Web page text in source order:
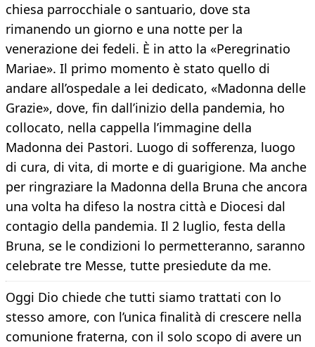
chiesa parrocchiale o santuario, dove sta
rimanendo un giorno e una notte per la
venerazione dei fedeli. È in atto la «Peregrinatio
Mariae». Il primo momento è stato quello di
andare all’ospedale a lei dedicato, «Madonna delle
Grazie», dove, fin dall’inizio della pandemia, ho
collocato, nella cappella l’immagine della
Madonna dei Pastori. Luogo di sofferenza, luogo
di cura, di vita, di morte e di guarigione. Ma anche
per ringraziare la Madonna della Bruna che ancora
una volta ha difeso la nostra città e Diocesi dal
contagio della pandemia. Il 2 luglio, festa della
Bruna, se le condizioni lo permetteranno, saranno
celebrate tre Messe, tutte presiedute da me.
Oggi Dio chiede che tutti siamo trattati con lo
stesso amore, con l’unica finalità di crescere nella
comunione fraterna, con il solo scopo di avere un